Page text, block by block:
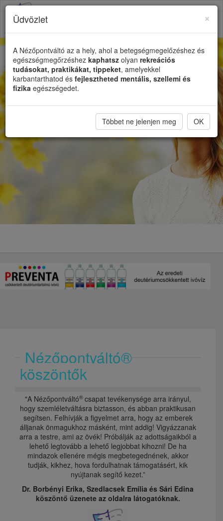
Nézőpontváltó®
köszöntők
"A Nézőpontváltó® csapat tevékenysége arra irányul,
hogy szemléletváltásra biztasson, és abban praktikusan
segítsen. Felhívják a figyelmet arra, hogy az emberek
álljanak önmagukhoz másként, mint addig! Vigyázzanak
arra a testre, ami az övék! Próbálják az adottságaikból a
lehető legtovább a lehető legjobbat kihozni! De ha
mindazok ellenére mégis megbetegednének, akkor
tudják, kikhez, hova fordulhatnak támogatásért, kik
nyújtanak segítő kezet.”
Dr. Borbényi Erika, Szedlacsek Emília és Sári Edina
köszöntő üzenete az oldalra látogatóknak.
×
Üdvözlet
A Nézőpontváltó az a hely, ahol a betegségmegelőzéshez és
egészségmegőrzéshez kaphatsz olyan rekreációs
tudásokat, praktikákat, tippeket, amelyekkel
karbantarthatod és fejlesztheted mentális, szellemi és
fizika egészségedet.
Többet ne jelenjen meg OK